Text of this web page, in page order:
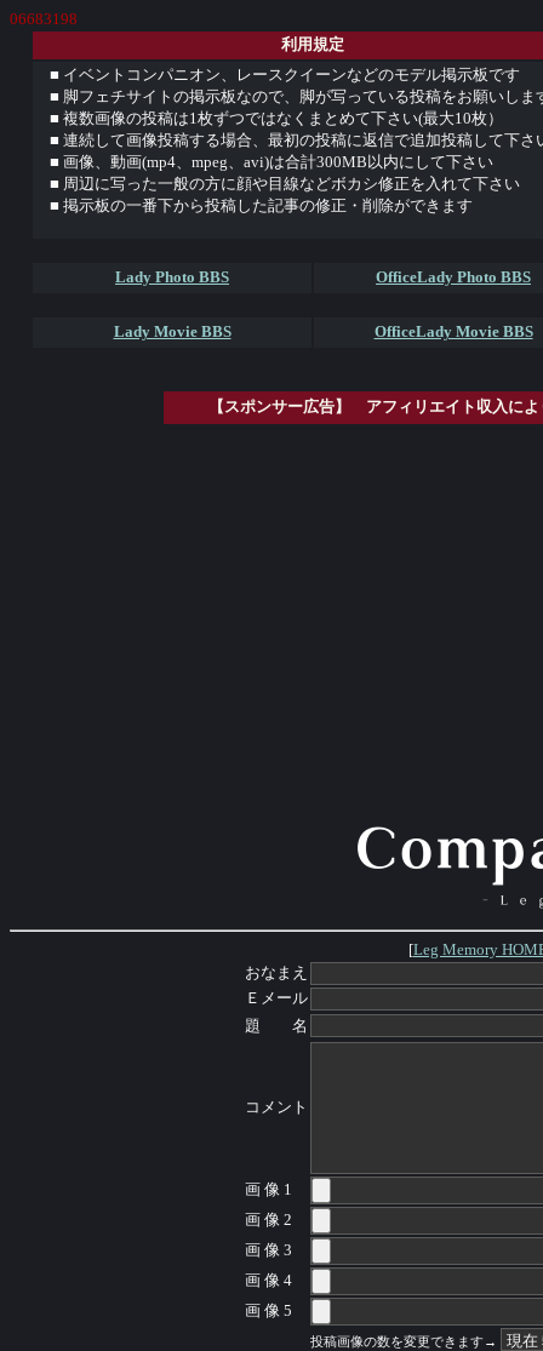
06683198
利用規定
■ イベントコンパニオン、レースクイーンなどのモデル掲示板です
■ 脚フェチサイトの掲示板なので、脚が写っている投稿をお願いしま
■ 複数画像の投稿は1枚ずつではなくまとめて下さい(最大10枚）
■ 連続して画像投稿する場合、最初の投稿に返信で追加投稿して下さ
■ 画像、動画(mp4、mpeg、avi)は合計300MB以内にして下さい
■ 周辺に写った一般の方に顔や目線などボカシ修正を入れて下さい
■ 掲示板の一番下から投稿した記事の修正・削除ができます
Lady Photo BBS OfficeLady Photo BBS
Lady Movie BBS OfficeLady Movie BBS
【スポンサー広告】 アフィリエイト収入に
[Leg Memory
おなまえ
Ｅメール
題 名
コメント
画 像 1
画 像 2
画 像 3
画 像 4
画 像 5
投稿画像の数を変更できます→